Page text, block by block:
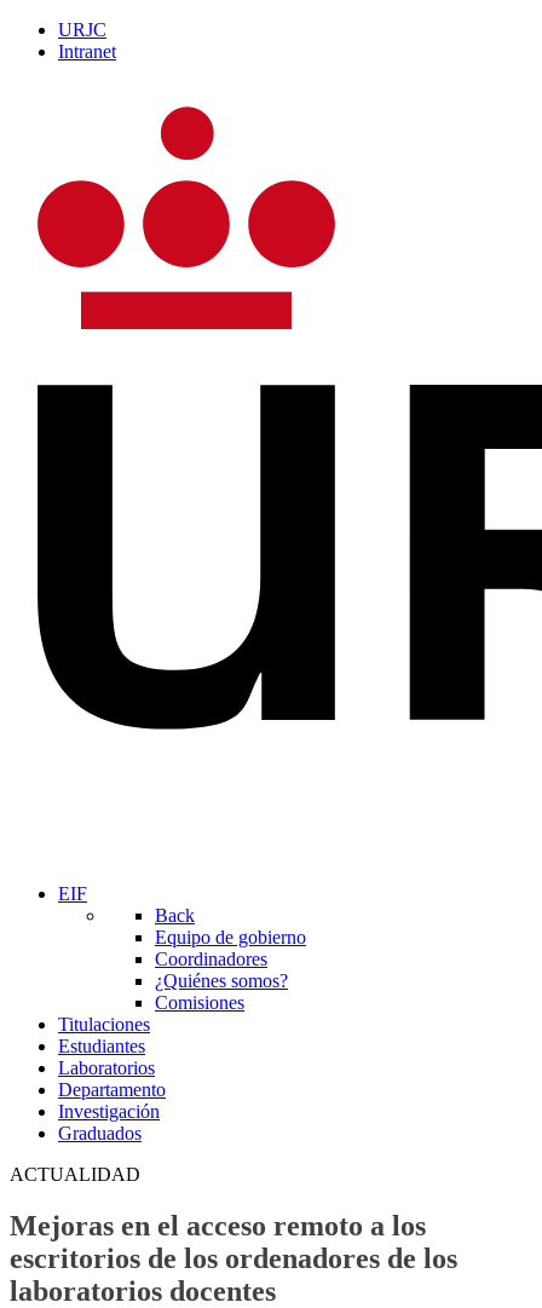
URJC
Intranet
EIF
Back
Equipo de gobierno
Coordinadores
¿Quiénes somos?
Comisiones
Titulaciones
Estudiantes
Laboratorios
Departamento
Investigación
Graduados
ACTUALIDAD
Mejoras en el acceso remoto a los
escritorios de los ordenadores de los
laboratorios docentes